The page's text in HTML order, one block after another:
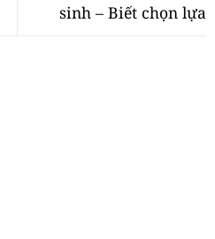
sinh – Biết chọn lựa